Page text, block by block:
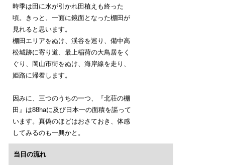
時季は田に水が引かれ田植えも終った
頃。きっと、一面に鏡面となった棚田が
見れると思います。
棚田エリアをぬけ、渓谷を巡り、備中高
松城跡に寄り道、最上稲荷の大鳥居をく
ぐり、岡山市街をぬけ、海岸線を走り、
姫路に帰着します。
因みに、三つのうちの一つ、『北荘の棚
田』は88haに及び日本一の面積を謳って
います。真偽のほどはおさておき、体感
してみるのも一興かと。
当日の流れ